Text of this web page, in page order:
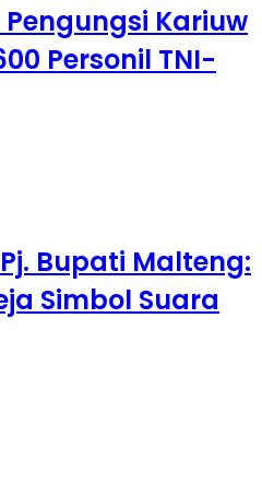
Kariuw
Personil TNI-
Bupati Malteng:
Simbol Suara